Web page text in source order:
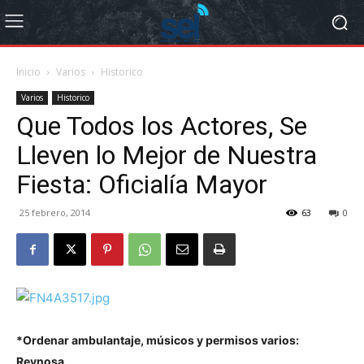
Inicio Varios Historico
Varios Historico
Que Todos los Actores, Se
Lleven lo Mejor de Nuestra
Fiesta: Oficialía Mayor
25 febrero, 2014 0
63
*Ordenar ambulantaje, músicos y permisos varios:
Reynosa